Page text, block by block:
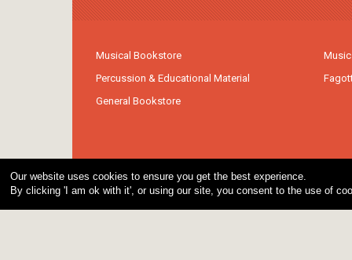
Our website uses cookies to ensure you get the best experience.
By clicking 'I am ok with it', or using our site, you consent to the use of
Musical Bookstore
Percussion & Educational Material
General Bookstore